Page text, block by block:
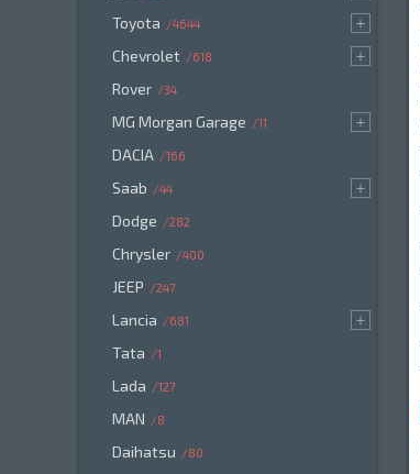
Toyota 4644
Chevrolet 618
Rover 34
MG Morgan Garage 11
DACIA 166
Saab 44
Dodge 282
Chrysler 400
JEEP 247
Lancia 681
Tata 1
Lada 127
MAN 8
Daihatsu 80